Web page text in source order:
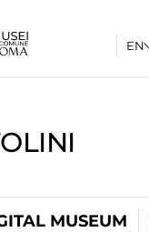
MUSEUM